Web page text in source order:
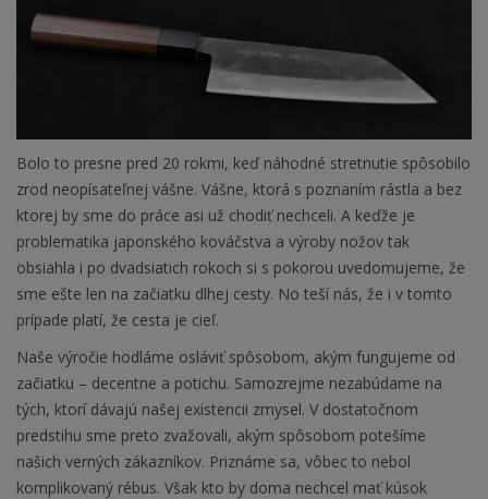
Bolo to presne pred 20 rokmi, keď náhodné stretnutie spôsobilo
zrod neopísateľnej vášne. Vášne, ktorá s poznaním rástla a bez
ktorej by sme do práce asi už chodiť nechceli. A keďže je
problematika japonského kováčstva a výroby nožov tak
obsiahla i po dvadsiatich rokoch si s pokorou uvedomujeme, že
sme ešte len na začiatku dlhej cesty. No teší nás, že i v tomto
prípade platí, že cesta je cieľ.
Naše výročie hodláme osláviť spôsobom, akým fungujeme od
začiatku – decentne a potichu. Samozrejme nezabúdame na
tých, ktorí dávajú našej existencii zmysel. V dostatočnom
predstihu sme preto zvažovali, akým spôsobom potešíme
našich verných zákazníkov. Priznáme sa, vôbec to nebol
komplikovaný rébus. Však kto by doma nechcel mať kúsok